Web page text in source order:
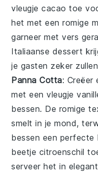
vleugjecacao toe
het met een romige
garneer met vers
Italiaanse dessert
je gasten zeker
Panna Cotta: Creëer
met een vleugje
bessen. De romige
smelt in je mond,
bessen een perfecte
beetje citroenschil
serveer het in